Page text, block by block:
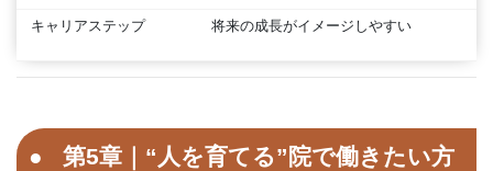
キャリアステップ 将来の成長がイメージしやすい
第5章｜“人を育てる”院で働きたい方